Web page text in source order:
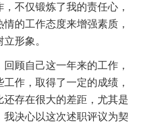
不仅锻炼了我的责任心，
的工作态度来增强素质，
形象。
顾自己这一年来的工作，
作，取得了一定的成绩，
存在很大的差距，尤其是
决心以这次述职评议为契